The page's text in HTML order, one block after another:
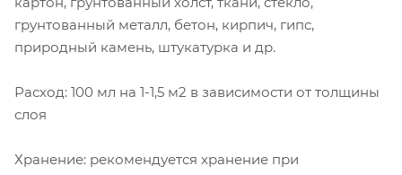
грунтованный металл, бетон, кирпич, гипс,
природный камень, штукатурка и др.
Расход: 100 мл на 1-1,5 м2 в зависимости от толщины
слоя
Хранение: рекомендуется хранение при